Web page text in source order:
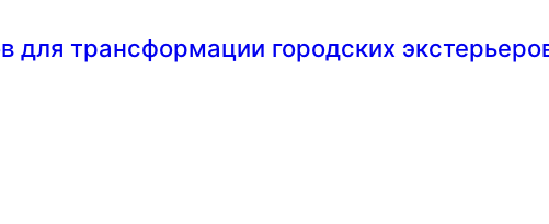
для трансформации городских